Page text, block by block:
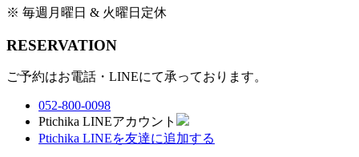
※ 毎週月曜日 & 火曜日定休
RESERVATION
ご予約はお電話・LINEにて承っております。
052-800-0098
Ptichika LINEアカウント
Ptichika LINEを友達に追加する